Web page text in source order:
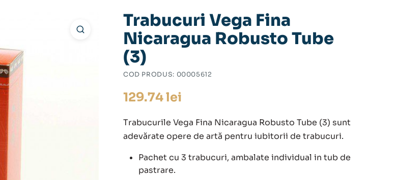
Trabucuri Vega Fina
Nicaragua Robusto Tube
(3)
COD PRODUS: 00005612
129.74lei
Trabucurile Vega Fina Nicaragua Robusto Tube (3) sunt
adevărate opere de artă pentru iubitorii de trabucuri.
Pachet cu 3 trabucuri, ambalate individual in tub de
pastrare.